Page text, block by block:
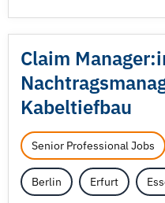
Claim
Kabeltiefbau
Senior Professional Jobs
Berlin Erfurt